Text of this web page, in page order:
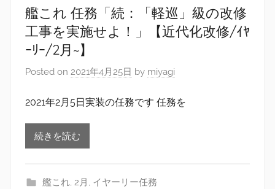
艦これ 任務「続：「軽巡」級の改修
工事を実施せよ！」【近代化改修/ｲﾔ
ｰﾘｰ/2月~】
Posted on 2021年4月25日 by miyagi
2021年2月5日実装の任務です 任務を
続きを読む
艦これ, 2月 , イヤーリー任務